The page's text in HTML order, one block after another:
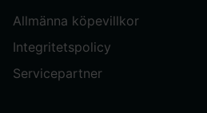
Allmänna köpevillkor
Integritetspolicy
Servicepartner